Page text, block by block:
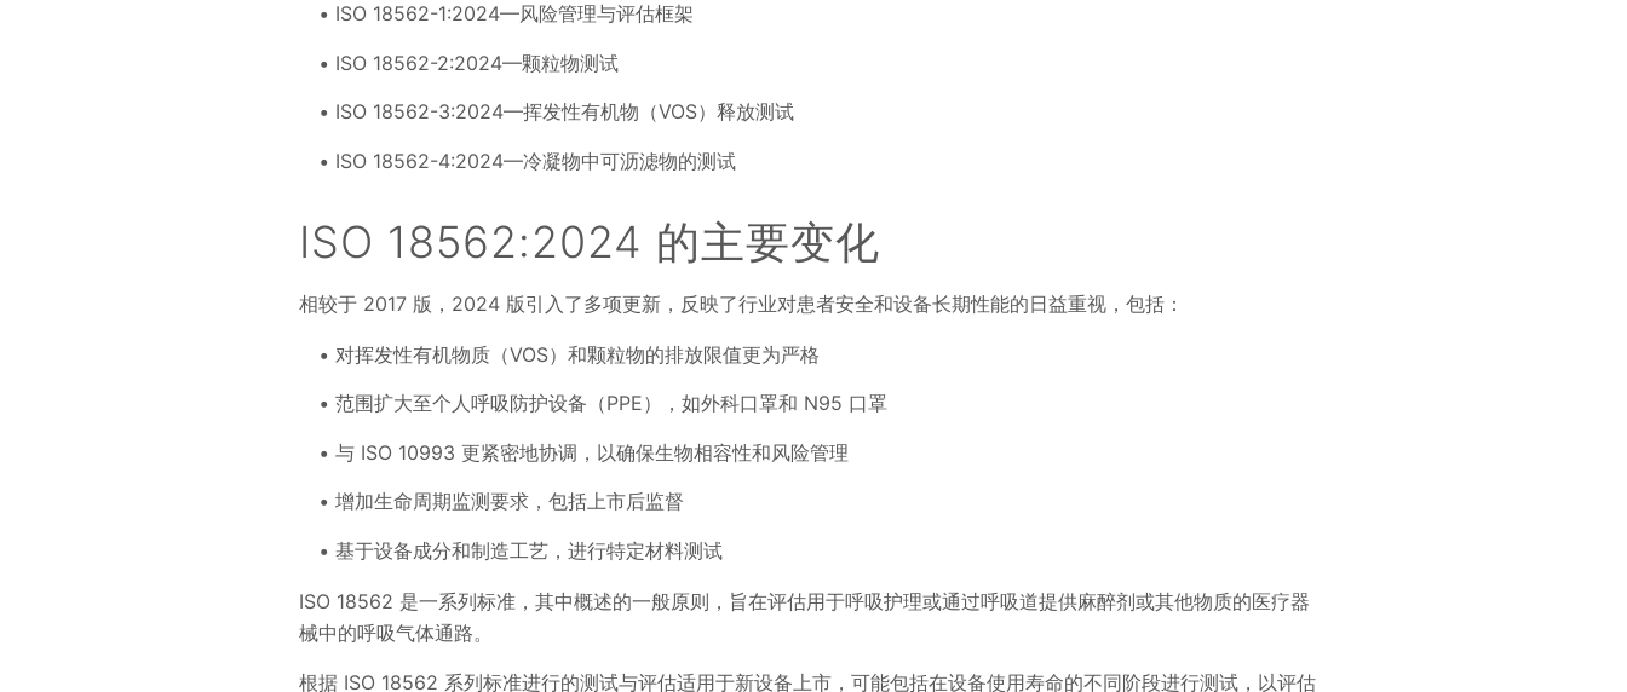
ISO 18562-1:2024—风险管理与评估框架
ISO 18562-2:2024—颗粒物测试
ISO 18562-3:2024—挥发性有机物（VOS）释放测试
ISO 18562-4:2024—冷凝物中可沥滤物的测试
ISO 18562:2024 的主要变化
相较于 2017 版，2024 版引入了多项更新，反映了行业对患者安全和设备长期性能的日益重视，包括：
对挥发性有机物质（VOS）和颗粒物的排放限值更为严格
范围扩大至个人呼吸防护设备（PPE），如外科口罩和 N95 口罩
与 ISO 10993 更紧密地协调，以确保生物相容性和风险管理
增加生命周期监测要求，包括上市后监督
基于设备成分和制造工艺，进行特定材料测试
ISO 18562 是一系列标准，其中概述的一般原则，旨在评估用于呼吸护理或通过呼吸道提供麻醉剂或其他物质的医疗器
械中的呼吸气体通路。
根据 ISO 18562 系列标准进行的测试与评估适用于新设备上市，可能包括在设备使用寿命的不同阶段进行测试，以评估